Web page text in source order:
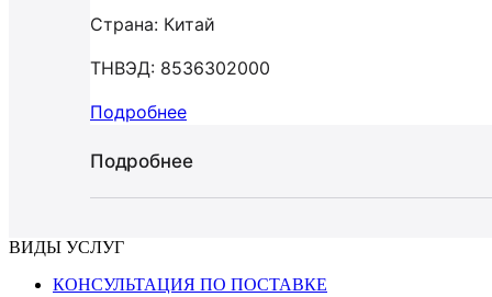
Страна: Китай
ТНВЭД: 8536302000
Подробнее
Подробнее
ВИДЫ УСЛУГ
КОНСУЛЬТАЦИЯ ПО ПОСТАВКЕ